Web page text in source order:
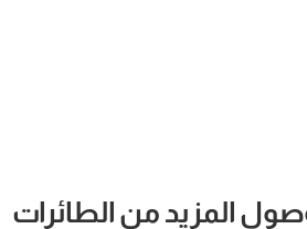
المزيد من الطائرات